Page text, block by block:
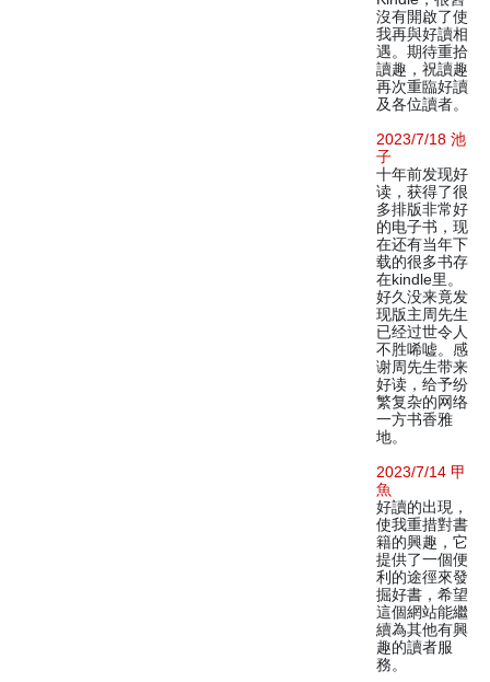
沒有開啟了使
我再與好讀相
遇。期待重拾
讀趣，祝讀趣
再次重臨好讀
及各位讀者。
2023/7/18 池
子
十年前发现好
读，获得了很
多排版非常好
的电子书，现
在还有当年下
载的很多书存
在kindle里。
好久没来竟发
现版主周先生
已经过世令人
不胜唏嘘。感
谢周先生带来
好读，给予纷
繁复杂的网络
一方书香雅
地。
2023/7/14 甲
魚
好讀的出現，
使我重措對書
籍的興趣，它
提供了一個便
利的途徑來發
掘好書，希望
這個網站能繼
續為其他有興
趣的讀者服
務。